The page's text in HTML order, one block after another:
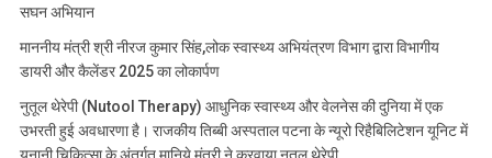
सघन अभियान
माननीय मंत्री श्री नीरज कुमार सिंह,लोक स्वास्थ्य अभियंत्रण विभाग द्वारा विभागीय
डायरी और कैलेंडर 2025 का लोकार्पण
नुतूल थेरेपी (Nutool Therapy) आधुनिक स्वास्थ्य और वेलनेस की दुनिया में एक
उभरती हुई अवधारणा है। राजकीय तिब्बी अस्पताल पटना के न्यूरो रिहैबिलिटेशन यूनिट में
युनानी चिकित्सा के अंतर्गत मानिये मंत्री ने करवाया नुतूल थेरेपी